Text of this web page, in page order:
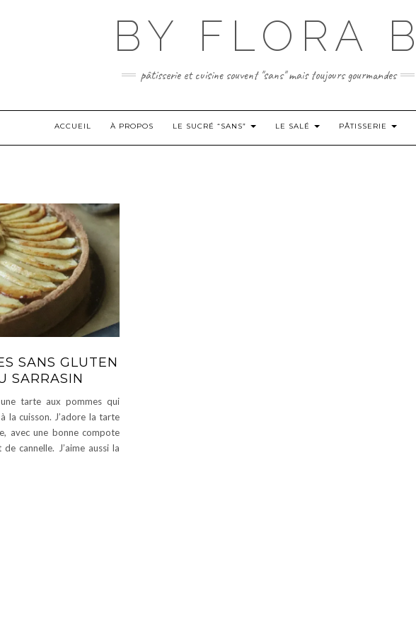
BY FLORA B
pâtisserie et cuisine souvent "sans" mais toujours gourmandes
ACCUEIL À PROPOS LE SUCRÉ “SANS” LE SALÉ PÂTISSERIE
SANS GLUTEN
SARRASIN
tarte aux pommes qui
la cuisson. J’adore la tarte
avec une bonne compote
cannelle. J’aime aussi la